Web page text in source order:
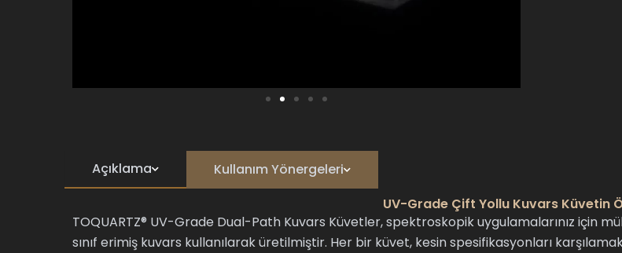
Açıklama
Kullanım Yönergeleri
UV-Grade Çift Yollu Kuvars Küvetin
TOQUARTZ® UV-Grade Dual-Path Kuvars Küvetler, spektroskopik uygulamalarınız için
sınıf erimiş kuvars kullanılarak üretilmiştir. Her bir küvet, kesin spesifikasyonları